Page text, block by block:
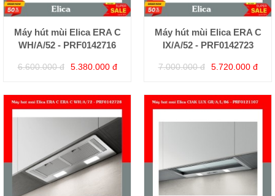
Máy hút mùi Elica ERA C
WH/A/52 - PRF0142716
6.600.000 đ 5.380.000 đ
Máy hút mùi Elica ERA C
IX/A/52 - PRF0142723
7.000.000 đ 5.720.000 đ